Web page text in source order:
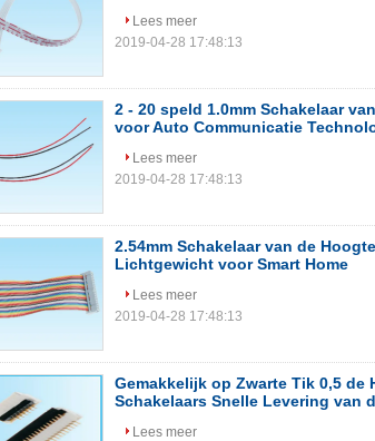
Lees meer
2019-04-28 17:48:13
2 - 20 speld 1.0mm Schakelaar
voor Auto Communicatie
Lees meer
2019-04-28 17:48:13
2.54mm Schakelaar van de
Lichtgewicht voor Smart Home
Lees meer
2019-04-28 17:48:13
Gemakkelijk op Zwarte Tik 0,5 de
Schakelaars Snelle Levering van
Lees meer